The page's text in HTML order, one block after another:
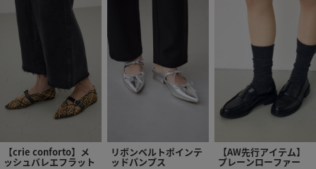
【crie conforto】メ
ッシュバレエフラット
リボンベルトポインテ
ッドパンプス
【AW先行アイテム】
プレーンローファー